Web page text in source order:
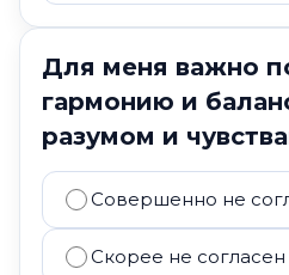
Для меня важно
гармонию и
разумом и
Совершенно не
Скорее не согласен